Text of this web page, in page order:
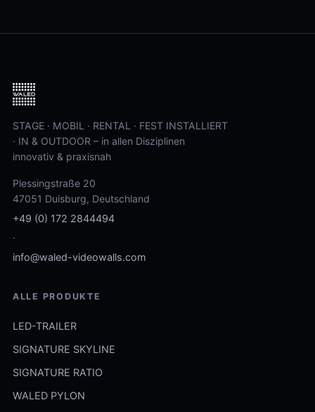
STAGE · MOBIL · RENTAL · FEST INSTALLIERT
· IN & OUTDOOR – in allen Disziplinen
innovativ & praxisnah
Plessingstraße 20
47051 Duisburg, Deutschland
+49 (0) 172 2844494
·
info@waled-videowalls.com
ALLE PRODUKTE
LED-TRAILER
SIGNATURE SKYLINE
SIGNATURE RATIO
WALED PYLON